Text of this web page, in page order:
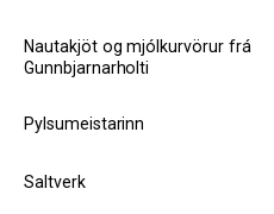
Nautakjöt og mjólkurvörur frá
Gunnbjarnarholti
Pylsumeistarinn
Saltverk